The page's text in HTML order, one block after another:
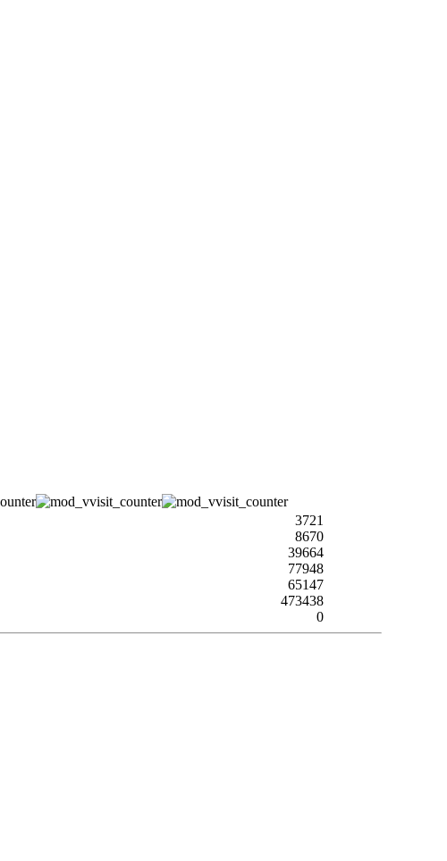
3721
8670
39664
77948
65147
473438
0